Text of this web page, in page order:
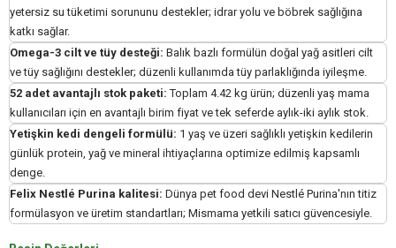
yetersiz su tüketimi sorununu destekler; idrar yolu ve böbrek sağlığına
katkı sağlar.
Omega-3 cilt ve tüy desteği: Balık bazlı formülün doğal yağ asitleri cilt
ve tüy sağlığını destekler; düzenli kullanımda tüy parlaklığında iyileşme.
52 adet avantajlı stok paketi: Toplam 4.42 kg ürün; düzenli yaş mama
kullanıcıları için en avantajlı birim fiyat ve tek seferde aylık-iki aylık stok.
Yetişkin kedi dengeli formülü: 1 yaş ve üzeri sağlıklı yetişkin kedilerin
günlük protein, yağ ve mineral ihtiyaçlarına optimize edilmiş kapsamlı
denge.
Felix Nestlé Purina kalitesi: Dünya pet food devi Nestlé Purina'nın titiz
formülasyon ve üretim standartları; Mismama yetkili satıcı güvencesiyle.